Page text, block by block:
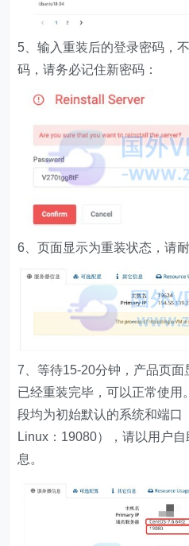
5、输入重装后的登录密码，
码，请务必记住新密码：
6、页面显示为重装状态，请耐
7、等待15-20分钟，产品页
已经重装完毕，可以正常使用
段均为初始默认的系统和端口
Linux：19080），请以用户
息。